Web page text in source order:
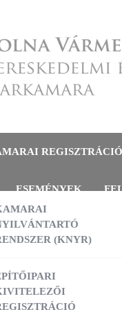
REGISZTRÁCIÓ
(KNYR)
ESEMÉNYEK
Kamarai